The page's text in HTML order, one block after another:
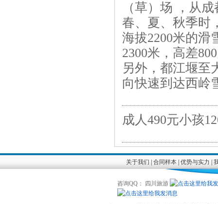
（草）场 ，从
春、夏、秋季时
海拔2200米的滑
2300米，高差
另外，都江堰至
向快速到达西岭
成人490元小孩
关于我们 合同样本| 优势与实力
咨询QQ： 四川旅游